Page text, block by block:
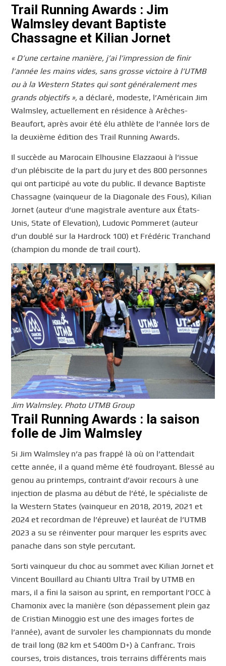
Trail Running Awards : Jim
Walmsley devant Baptiste
Chassagne et Kilian Jornet
« D’une certaine manière, j’ai l’impression de finir
l’année les mains vides, sans grosse victoire à l’UTMB
ou à la Western States qui sont généralement mes
grands objectifs »,a déclaré, modeste, l’Américain Jim
Walmsley, actuellement en résidence à Arêches-
Beaufort, après avoir été élu athlète de l’année lors de
la deuxième édition des Trail Running Awards.
Il succède au Marocain Elhousine Elazzaoui à l’issue
d’un plébiscite de la part du jury et des 800 personnes
qui ont participé au vote du public. Il devance Baptiste
Chassagne (vainqueur de la Diagonale des Fous), Kilian
Jornet (auteur d’une magistrale aventure aux États-
Unis, State of Elevation), Ludovic Pommeret (auteur
d’un doublé sur la Hardrock 100) et Frédéric Tranchand
(champion du monde de trail court).
Jim Walmsley. Photo UTMB Group
Trail Running Awards : la saison
folle de Jim Walmsley
Si Jim Walmsley n’a pas frappé là où on l’attendait
cette année, il a quand même été foudroyant. Blessé au
genou au printemps, contraint d’avoir recours à une
injection de plasma au début de l’été, le spécialiste de
la Western States (vainqueur en 2018, 2019, 2021 et
2024 et recordman de l’épreuve) et lauréat de l’UTMB
2023 a su se réinventer pour marquer les esprits avec
panache dans son style percutant.
Sorti vainqueur du choc au sommet avec Kilian Jornet et
Vincent Bouillard au Chianti Ultra Trail by UTMB en
mars, il a fini la saison au sprint, en remportant l’OCC à
Chamonix avec la manière (son dépassement plein gaz
de Cristian Minoggio est une des images fortes de
l’année), avant de survoler les championnats du monde
de trail long (82 km et 5400m D+) à Canfranc. Trois
courses, trois distances, trois terrains différents mais